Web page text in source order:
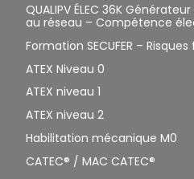
QUALIPV ÉLEC 36K
au réseau – Compétence
Formation SECUFER –
ATEX Niveau 0
ATEX niveau 1
ATEX niveau 2
Habilitation mécanique M0
CATEC® / MAC CATEC®